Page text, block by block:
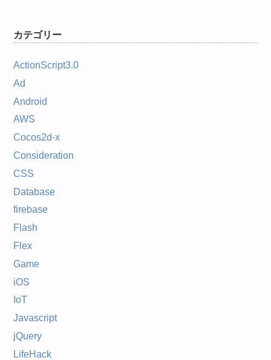
カテゴリー
ActionScript3.0
Ad
Android
AWS
Cocos2d-x
Consideration
CSS
Database
firebase
Flash
Flex
Game
iOS
IoT
Javascript
jQuery
LifeHack